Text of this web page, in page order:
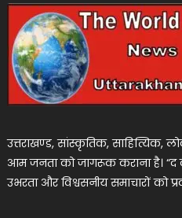
उत्तराखण्ड, सांस्कृतिक, साहित्यिक,
आम जनता को जागरूक कराना है। “द
उभरता और विश्वसनीय समाचारों को